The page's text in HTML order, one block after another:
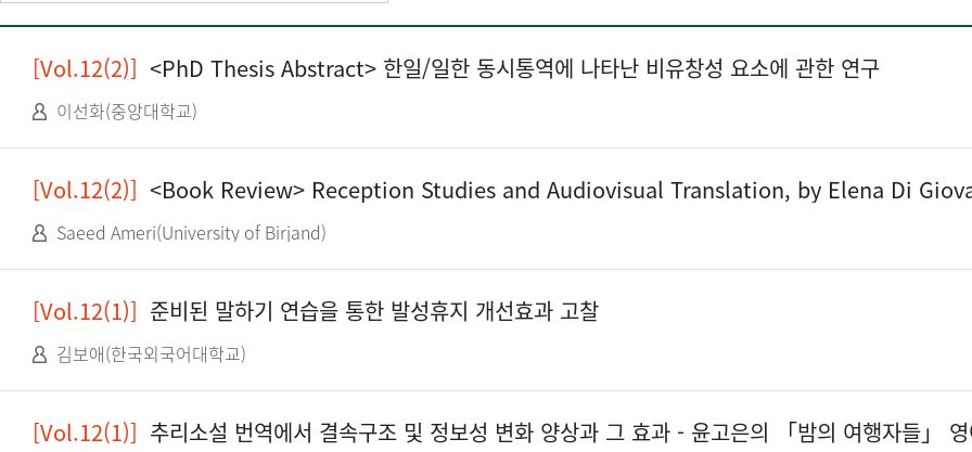
[Vol.12(2)] <PhD Thesis Abstract> 한일/일한 동시통역에 나타난 비유창성 요소에 관한 연구
이선화(중앙대학교)
[Vol.12(2)] <Book Review> Reception Studies and Audiovisual Translation, by Elena Di Giovanni/Yves Gambier (eds.), 2018, Benjamins Translation Library Vol. 141. Amsterdam/
Saeed Ameri(University of Birjand)
[Vol.12(1)] 준비된 말하기 연습을 통한 발성휴지 개선효과 고찰
김보애(한국외국어대학교)
[Vol.12(1)] 추리소설 번역에서 결속구조 및 정보성 변화 양상과 그 효과 - 윤고은의 「밤의 여행자들」